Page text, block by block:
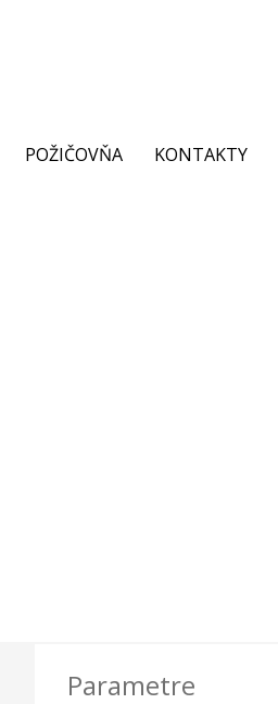
POŽIČOVŇA KONTAKTY
Parametre